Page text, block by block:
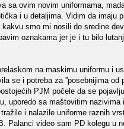
sa ovim novim uniformama,
i u detaljima. Vidim da imaju
kakvu smo mi nosili do sredine
oznakama jer je i tu bilo
na maskirnu uniformu i
se i potreba za ''posebnijima od
PJM počele da se
uporedo sa maštovitim nazivima
i nalazile uniforme raznih
Palanci video sam PD kolegu u